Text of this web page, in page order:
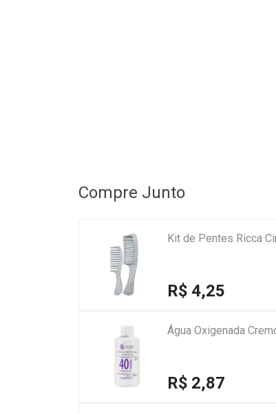
Compre Junto
Kit de Pentes Ricca
R$ 4,25
Água Oxigenada
R$ 2,87